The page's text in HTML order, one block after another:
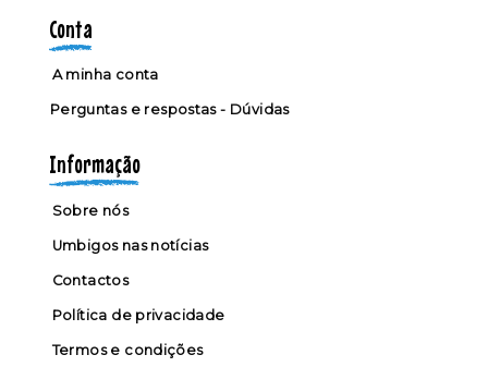
Conta
A minha conta
Perguntas e respostas - Dúvidas
Informação
Sobre nós
Umbigos nas notícias
Contactos
Política de privacidade
Termos e condições